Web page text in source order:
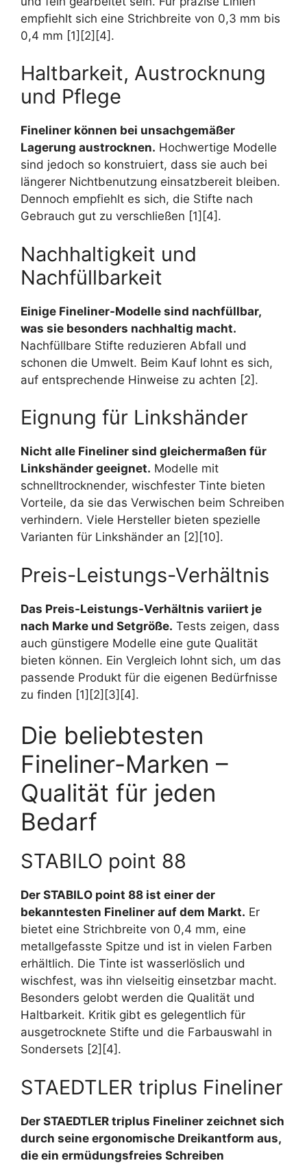
empfiehlt sich eine Strichbreite von 0,3 mm bis
0,4 mm [1][2][4].
Haltbarkeit, Austrocknung
und Pflege
Fineliner können bei unsachgemäßer
Lagerung austrocknen. Hochwertige Modelle
sind jedoch so konstruiert, dass sie auch bei
längerer Nichtbenutzung einsatzbereit bleiben.
Dennoch empfiehlt es sich, die Stifte nach
Gebrauch gut zu verschließen [1][4].
Nachhaltigkeit und
Nachfüllbarkeit
Einige Fineliner-Modelle sind nachfüllbar,
was sie besonders nachhaltig macht.
Nachfüllbare Stifte reduzieren Abfall und
schonen die Umwelt. Beim Kauf lohnt es sich,
auf entsprechende Hinweise zu achten [2].
Eignung für Linkshänder
Nicht alle Fineliner sind gleichermaßen für
Linkshänder geeignet. Modelle mit
schnelltrocknender, wischfester Tinte bieten
Vorteile, da sie das Verwischen beim Schreiben
verhindern. Viele Hersteller bieten spezielle
Varianten für Linkshänder an [2][10].
Preis-Leistungs-Verhältnis
Das Preis-Leistungs-Verhältnis variiert je
nach Marke und Setgröße. Tests zeigen, dass
auch günstigere Modelle eine gute Qualität
bieten können. Ein Vergleich lohnt sich, um das
passende Produkt für die eigenen Bedürfnisse
zu finden [1][2][3][4].
Die beliebtesten
Fineliner-Marken –
Qualität für jeden
Bedarf
STABILO point 88
Der STABILO point 88 ist einer der
bekanntesten Fineliner auf dem Markt. Er
bietet eine Strichbreite von 0,4 mm, eine
metallgefasste Spitze und ist in vielen Farben
erhältlich. Die Tinte ist wasserlöslich und
wischfest, was ihn vielseitig einsetzbar macht.
Besonders gelobt werden die Qualität und
Haltbarkeit. Kritik gibt es gelegentlich für
ausgetrocknete Stifte und die Farbauswahl in
Sondersets [2][4].
STAEDTLER triplus Fineliner
Der STAEDTLER triplus Fineliner zeichnet sich
durch seine ergonomische Dreikantform aus,
die ein ermüdungsfreies Schreiben